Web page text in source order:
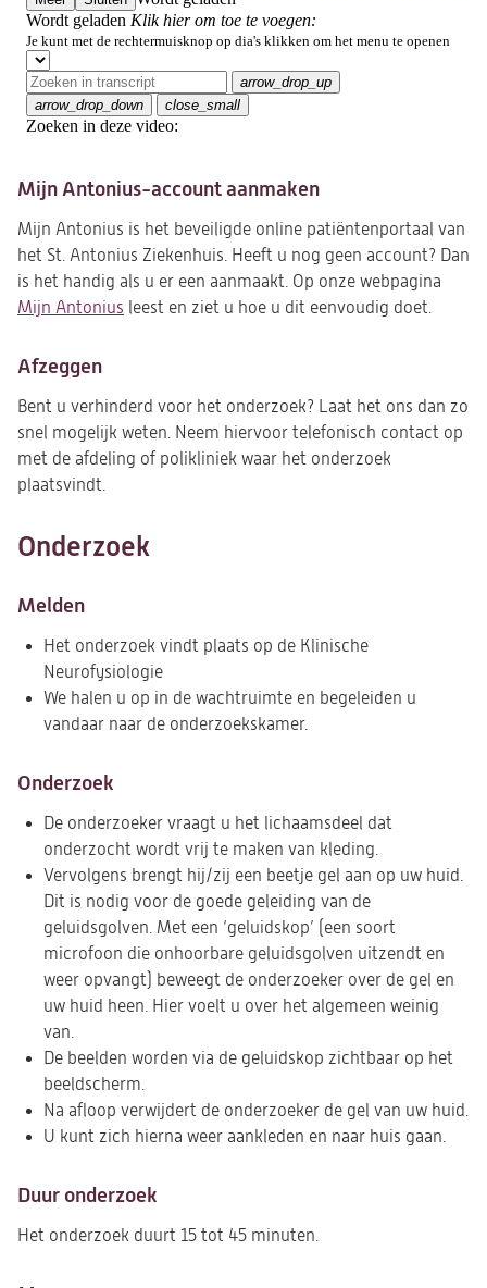
Mijn Antonius-account aanmaken
Mijn Antonius is het beveiligde online patiëntenportaal van
het St. Antonius Ziekenhuis. Heeft u nog geen account? Dan
is het handig als u er een aanmaakt. Op onze webpagina
Mijn Antonius leest en ziet u hoe u dit eenvoudig doet.
Afzeggen
Bent u verhinderd voor het onderzoek? Laat het ons dan zo
snel mogelijk weten. Neem hiervoor telefonisch contact op
met de afdeling of polikliniek waar het onderzoek
plaatsvindt.
Onderzoek
Melden
Het onderzoek vindt plaats op de Klinische
Neurofysiologie
We halen u op in de wachtruimte en begeleiden u
vandaar naar de onderzoekskamer.
Onderzoek
De onderzoeker vraagt u het lichaamsdeel dat
onderzocht wordt vrij te maken van kleding.
Vervolgens brengt hij/zij een beetje gel aan op uw huid.
Dit is nodig voor de goede geleiding van de
geluidsgolven. Met een ‘geluidskop’ (een soort
microfoon die onhoorbare geluidsgolven uitzendt en
weer opvangt) beweegt de onderzoeker over de gel en
uw huid heen. Hier voelt u over het algemeen weinig
van.
De beelden worden via de geluidskop zichtbaar op het
beeldscherm.
Na afloop verwijdert de onderzoeker de gel van uw huid.
U kunt zich hierna weer aankleden en naar huis gaan.
Duur onderzoek
Het onderzoek duurt 15 tot 45 minuten.